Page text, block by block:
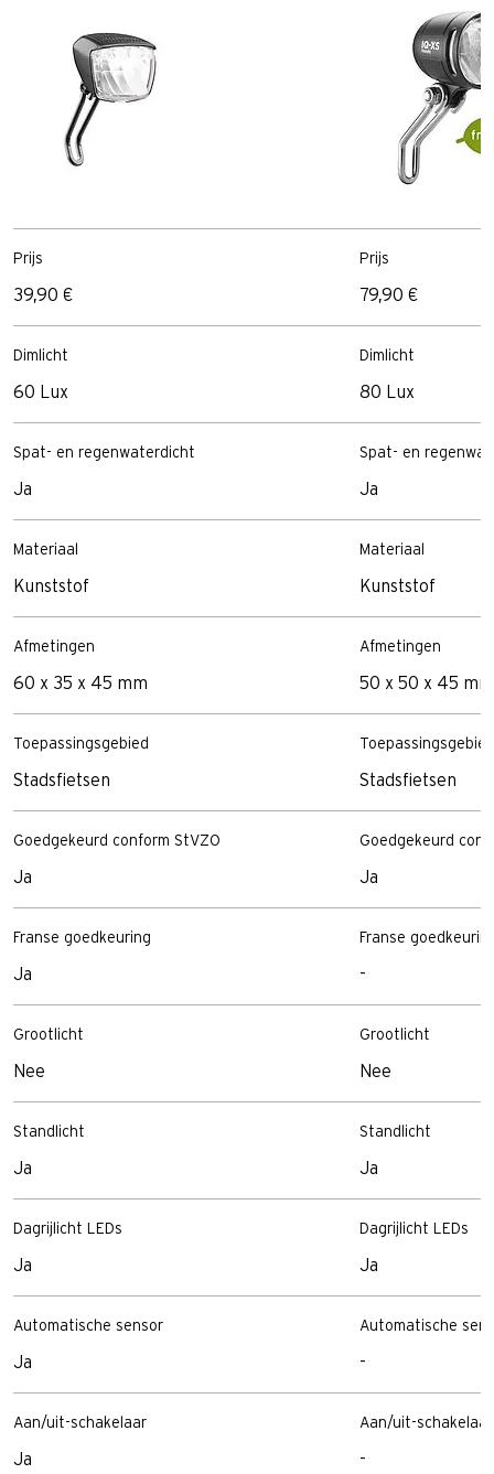
Prijs
39,90 €
Dimlicht
60 Lux
Spat- en regenwaterdicht
Ja
Materiaal
Kunststof
Afmetingen
60 x 35 x 45 mm
Toepassingsgebied
Stadsfietsen
Goedgekeurd conform StVZO
Ja
Franse goedkeuring
Ja
Grootlicht
Nee
Standlicht
Ja
Dagrijlicht LEDs
Ja
Automatische sensor
Ja
Aan/uit-schakelaar
Ja
Prijs
79,90 €
Dimlicht
80 Lux
Spat- en
Ja
Materiaal
Kunststof
Afmetingen
50 x 50 x 45 mm
Toepassingsgebied
Stadsfietsen
Goedgekeurd
Ja
Franse
-
Grootlicht
Nee
Standlicht
Ja
Dagrijlicht LEDs
Ja
Automatische
-
Aan/uit-schakelaar
-